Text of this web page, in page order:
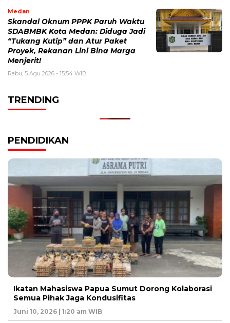
Medan
Skandal Oknum PPPK Paruh Waktu
SDABMBK Kota Medan: Diduga Jadi
“Tukang Kutip” dan Atur Paket
Proyek, Rekanan Lini Bina Marga
Menjerit!
Rabu, 5 Agu 2026 - 15:54 WIB
TRENDING
PENDIDIKAN
Ikatan Mahasiswa Papua Sumut Dorong Kolaborasi
Semua Pihak Jaga Kondusifitas
Juni 10, 2026 | 1:20 am WIB